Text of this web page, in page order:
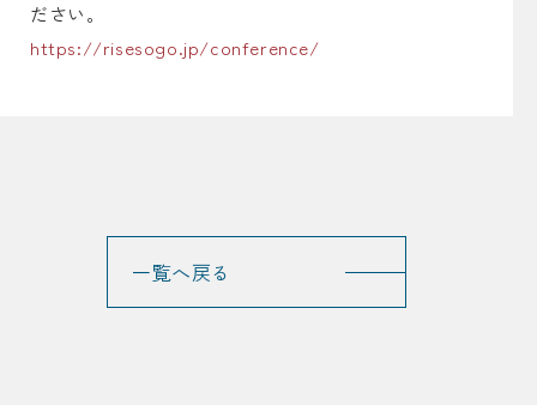
ださい。
https://risesogo.jp/conference/
一覧へ戻る